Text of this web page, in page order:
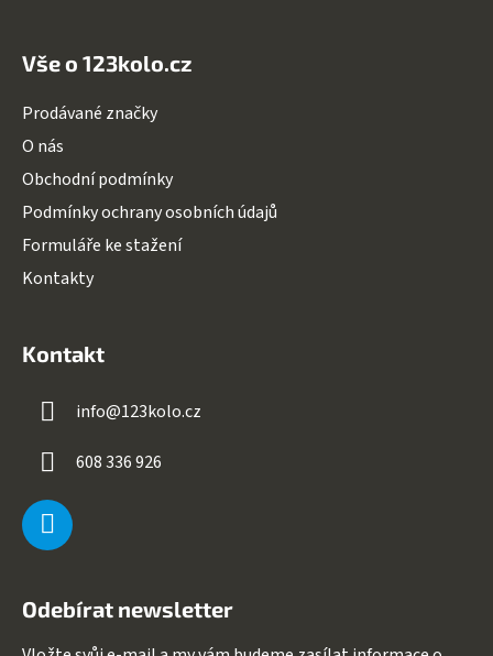
Vše o 123kolo.cz
Prodávané značky
O nás
Obchodní podmínky
Podmínky ochrany osobních údajů
Formuláře ke stažení
Kontakty
Kontakt
info@123kolo.cz
608 336 926
Odebírat newsletter